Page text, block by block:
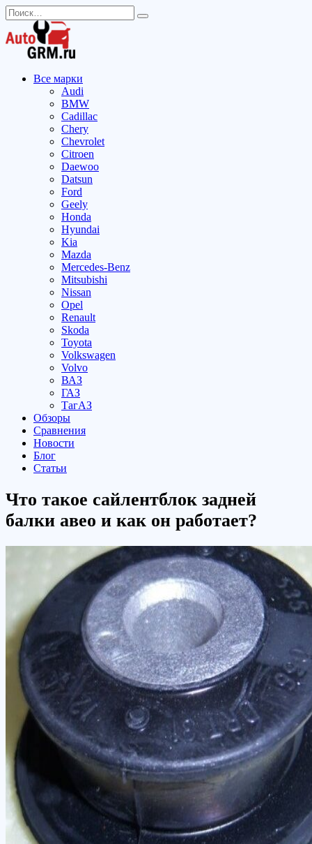
Перейти
к
содержанию
Search
for:
Все марки
Audi
BMW
Cadillac
Chery
Chevrolet
Citroen
Daewoo
Datsun
Ford
Geely
Honda
Hyundai
Kia
Mazda
Mercedes-Benz
Mitsubishi
Nissan
Opel
Renault
Skoda
Toyota
Volkswagen
Volvo
ВАЗ
ГАЗ
ТагАЗ
Обзоры
Сравнения
Новости
Блог
Статьи
Что такое сайлентблок задней
балки авео и как он работает?